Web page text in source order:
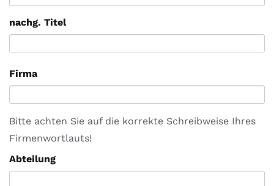
nachg. Titel
Firma
Bitte achten Sie auf die korrekte Schreibweise Ihres
Firmenwortlauts!
Abteilung